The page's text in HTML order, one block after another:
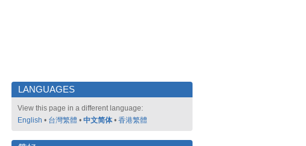
LANGUAGES
View this page in a different language:
English • 台灣繁體 • 中文简体 • 香港繁體